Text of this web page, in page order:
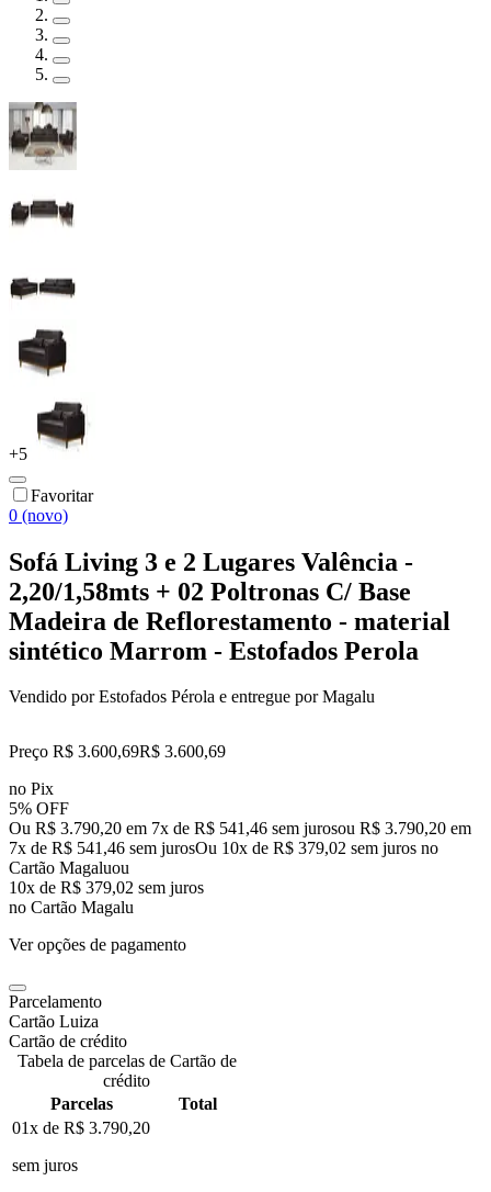
+5
Favoritar
0 (novo)
Sofá Living 3 e 2 Lugares Valência -
2,20/1,58mts + 02 Poltronas C/ Base
Madeira de Reflorestamento - material
sintético Marrom - Estofados Perola
Vendido porEstofados Pérola e entregue por Magalu
Preço R$ 3.600,69R$ 3.600,69
no Pix
5% OFF
Ou R$ 3.790,20 em 7x de R$ 541,46 sem jurosou R$ 3.790,20 em
7x de R$ 541,46 sem jurosOu 10x de R$ 379,02 sem juros no
Cartão Magaluou
10x de R$ 379,02 sem juros
no Cartão Magalu
Ver opções de pagamento
Parcelamento
Cartão Luiza
Cartão de crédito
Tabela de parcelas de Cartão de
crédito
Parcelas
Total
01x de R$ 3.790,20
sem juros